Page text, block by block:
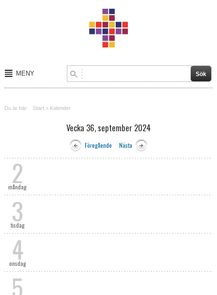
MENY
Kontakt
Verksamheter
Du är här: Start> Kalender
Vecka 36, september 2024
Föregående Nästa
2
måndag
3
tisdag
4
onsdag
5